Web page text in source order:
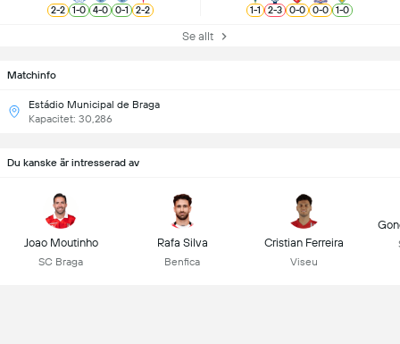
Matchinfo
Estádio Municipal de Braga
Kapacitet: 30,286
2-2 1-0 4-0 0-1 2-2 1-1 2-3 0-0 0-0 1-0
Se allt
Du kanske är intresserad av
Joao Moutinho
SC Braga
Rafa Silva
Benfica
Cristian Ferreira
Viseu